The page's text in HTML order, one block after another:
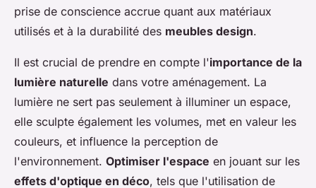
prise de conscience accrue quant aux matériaux
utilisés et à la durabilité des meubles design.
Il est crucial de prendre en compte l'importance de la
lumière naturelle dans votre aménagement. La
lumière ne sert pas seulement à illuminer un espace,
elle sculpte également les volumes, met en valeur les
couleurs, et influence la perception de
l'environnement. Optimiser l'espace en jouant sur les
effets d'optique en déco, tels que l'utilisation de